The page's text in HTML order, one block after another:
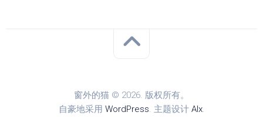
窗外的猫 © 2026. 版权所有。
自豪地采用 WordPress. 主题设计 Alx.